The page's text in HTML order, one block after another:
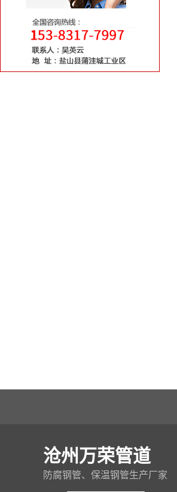
沧州万荣管道
防腐钢管、保温钢管生产厂家